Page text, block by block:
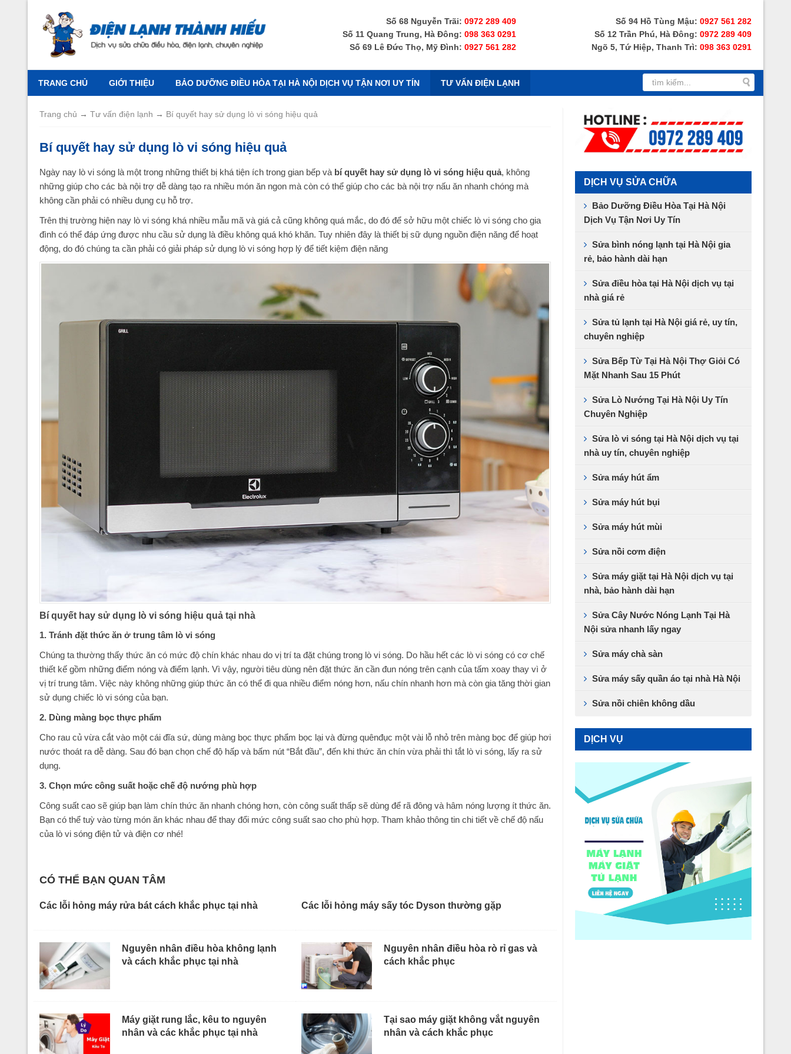
Số 68 Nguyễn Trãi: 0972 289 409 Số 94 Hồ Tùng Mậu: 0927 561 282
Số 11 Quang Trung, Hà Đông: 098 363 0291 Số 12 Trần Phú, Hà Đông: 0972 289 409
Số 69 Lê Đức Thọ, Mỹ Đình: 0927 561 282 Ngõ 5, Tứ Hiệp, Thanh Trì: 098 363 0291
TRANG CHỦ GIỚI THIỆU BẢO DƯỠNG ĐIỀU HÒA TẠI HÀ NỘI DỊCH VỤ TẬN NƠI UY TÍN TƯ VẤN ĐIỆN LẠNH
DỊCH VỤ SỬA CHỮA
Bảo Dưỡng Điều Hòa Tại Hà Nội
Dịch Vụ Tận Nơi Uy Tín
Sửa bình nóng lạnh tại Hà Nội gia
rẻ, bảo hành dài hạn
Sửa điều hòa tại Hà Nội dịch vụ tại
nhà giá rẻ
Sửa tủ lạnh tại Hà Nội giá rẻ, uy tín,
chuyên nghiệp
Sửa Bếp Từ Tại Hà Nội Thợ Giỏi Có
Mặt Nhanh Sau 15 Phút
Sửa Lò Nướng Tại Hà Nội Uy Tín
Chuyên Nghiệp
Sửa lò vi sóng tại Hà Nội dịch vụ tại
nhà uy tín, chuyên nghiệp
Sửa máy hút ẩm
Sửa máy hút bụi
Sửa máy hút mùi
Sửa nồi cơm điện
Sửa máy giặt tại Hà Nội dịch vụ tại
nhà, bảo hành dài hạn
Sửa Cây Nước Nóng Lạnh Tại Hà
Nội sửa nhanh lấy ngay
Sửa máy chà sàn
Sửa máy sấy quần áo tại nhà Hà Nội
Sửa nồi chiên không dầu
DỊCH VỤ
Trang chủ → Tư vấn điện lạnh → Bí quyết hay sử dụng lò vi sóng hiệu quả
Bí quyết hay sử dụng lò vi sóng hiệu quả
Ngày nay lò vi sóng là một trong những thiết bị khá tiện ích trong gian bếp và bí quyết hay sử dụng lò vi sóng hiệu quả, không
những giúp cho các bà nội trợ dễ dàng tạo ra nhiều món ăn ngon mà còn có thể giúp cho các bà nội trợ nấu ăn nhanh chóng mà
không cần phải có nhiều dụng cụ hỗ trợ.
Trên thị trường hiện nay lò vi sóng khá nhiều mẫu mã và giá cả cũng không quá mắc, do đó để sở hữu một chiếc lò vi sóng cho gia
đình có thể đáp ứng được nhu cầu sử dụng là điều không quá khó khăn. Tuy nhiên đây là thiết bị sữ dụng nguồn điện năng để hoạt
động, do đó chúng ta cần phải có giải pháp sử dụng lò vi sóng hợp lý để tiết kiệm điện năng
Bí quyết hay sử dụng lò vi sóng hiệu quả tại nhà
1. Tránh đặt thức ăn ở trung tâm lò vi sóng
Chúng ta thường thấy thức ăn có mức độ chín khác nhau do vị trí ta đặt chúng trong lò vi sóng. Do hầu hết các lò vi sóng có cơ chế
thiết kế gồm những điểm nóng và điểm lạnh. Vì vậy, người tiêu dùng nên đặt thức ăn cần đun nóng trên cạnh của tấm xoay thay vì ở
vị trí trung tâm. Việc này không những giúp thức ăn có thể đi qua nhiều điểm nóng hơn, nấu chín nhanh hơn mà còn gia tăng thời gian
sử dụng chiếc lò vi sóng của bạn.
2. Dùng màng bọc thực phẩm
Cho rau củ vừa cắt vào một cái đĩa sứ, dùng màng bọc thực phẩm bọc lại và đừng quênđục một vài lỗ nhỏ trên màng bọc để giúp hơi
nước thoát ra dễ dàng. Sau đó bạn chọn chế độ hấp và bấm nút “Bắt đầu”, đến khi thức ăn chín vừa phải thì tắt lò vi sóng, lấy ra sử
dụng.
3. Chọn mức công suất hoặc chế độ nướng phù hợp
Công suất cao sẽ giúp bạn làm chín thức ăn nhanh chóng hơn, còn công suất thấp sẽ dùng để rã đông và hâm nóng lượng ít thức ăn.
Bạn có thể tuỳ vào từng món ăn khác nhau để thay đổi mức công suất sao cho phù hợp. Tham khảo thông tin chi tiết về chế độ nấu
của lò vi sóng điện tử và điện cơ nhé!
CÓ THỂ BẠN QUAN TÂM
Các lỗi hỏng máy rửa bát cách khắc phục tại nhà Các lỗi hỏng máy sấy tóc Dyson thường gặp
Nguyên nhân điều hòa không lạnh
và cách khắc phục tại nhà
Nguyên nhân điều hòa rò rỉ gas và
cách khắc phục
Máy giặt rung lắc, kêu to nguyên
nhân và các khắc phục tại nhà
Tại sao máy giặt không vắt nguyên
nhân và cách khắc phục